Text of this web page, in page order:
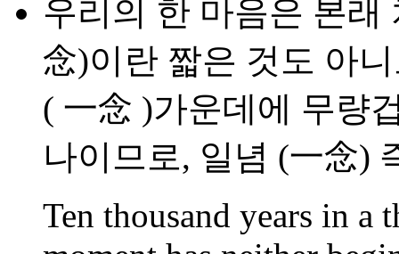
우리의 한 마음은 본래
念)이란 짧은 것도 아
( 一念 )가운데에 무량
나이므로, 일념 (一念)
Ten thousand years in a